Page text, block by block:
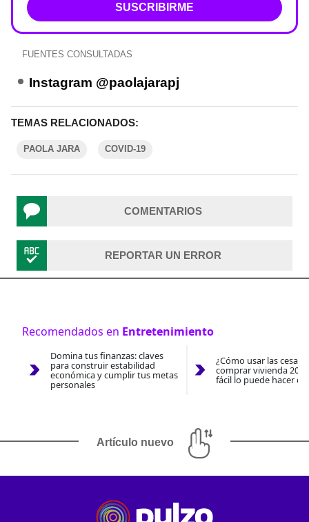
SUSCRIBIRME
FUENTES CONSULTADAS
Instagram @paolajarapj
TEMAS RELACIONADOS:
PAOLA JARA COVID-19
COMENTARIOS
REPORTAR UN ERROR
Recomendados en Entretenimiento
Domina tus finanzas: claves
para construir estabilidad
económica y cumplir tus metas
personales
¿Cómo usar las
comprar vivienda
fácil lo puede hacer
Artículo nuevo